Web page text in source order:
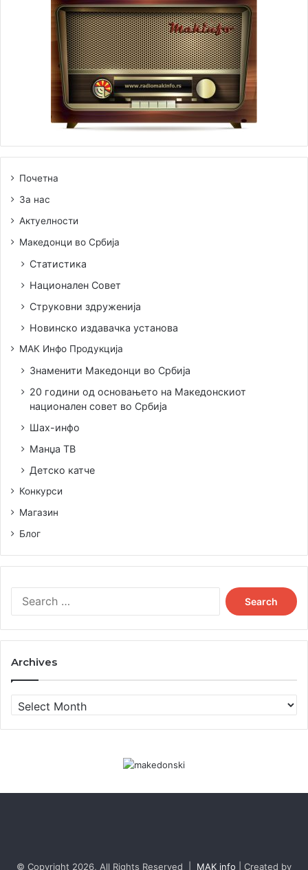
Почетна
За нас
Актуелности
Македонци во Србија
Статистика
Национален Совет
Струковни здруженија
Новинско издавачка установа
МАК Инфо Продукција
Знаменити Македонци во Србија
20 години од основањето на Македонскиот
национален совет во Србија
Шах-инфо
Манџа ТВ
Детско катче
Конкурси
Магазин
Блог
Search
for:
Archives
Archives
© Copyright 2026, All Rights Reserved | MAK info | Created by